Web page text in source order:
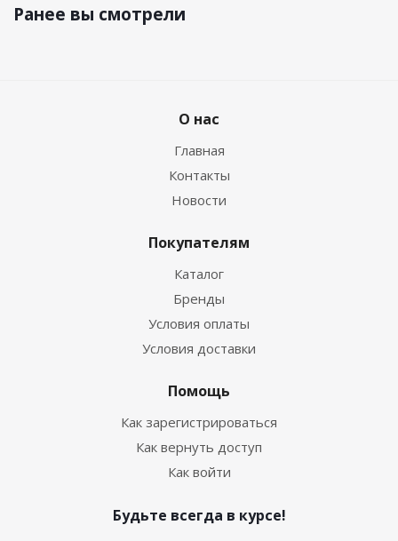
Ранее вы смотрели
О нас
Главная
Контакты
Новости
Покупателям
Каталог
Бренды
Условия оплаты
Условия доставки
Помощь
Как зарегистрироваться
Как вернуть доступ
Как войти
Будьте всегда в курсе!